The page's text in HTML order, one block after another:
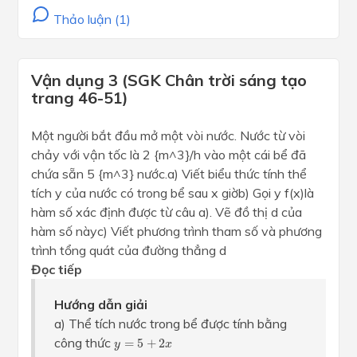
Thảo luận (1)
Vận dụng 3 (SGK Chân trời sáng tạo
trang 46-51)
Một người bắt đầu mở một vòi nước. Nước từ vòi
chảy với vận tốc là 2 {m^3}/h vào một cái bể đã
chứa sẵn 5 {m^3} nước.a) Viết biểu thức tính thể
tích y của nước có trong bể sau x giờb) Gọi y f(x)là
hàm số xác định được từ câu a). Vẽ đồ thị d của
hàm số nàyc) Viết phương trình tham số và phương
trình tổng quát của đường thẳng d
Đọc tiếp
Hướng dẫn giải
a) Thể tích nước trong bể được tính bằng
công thức y = 5 +2x
y =5 + 2 x